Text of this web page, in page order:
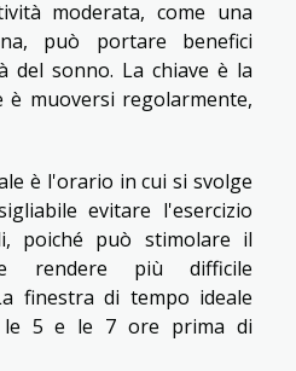
moderata, come una
può portare benefici
del sonno. La chiave è la
è muoversi regolarmente,
è l'orario in cui si svolge
evitare l'esercizio
poiché può stimolare il
rendere più difficile
finestra di tempo ideale
le 5 e le 7 ore prima di